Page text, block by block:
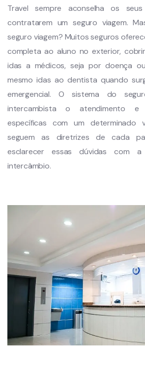
Travel sempre aconselha os
contratarem um seguro viagem.
seguro viagem? Muitos seguros
completa ao aluno no exterior,
idas a médicos, seja por doença
mesmo idas ao dentista quando
emergencial. O sistema do
intercambista o atendimento e
específicas com um determinado
seguem as diretrizes de cada
esclarecer essas dúvidas com
intercâmbio.